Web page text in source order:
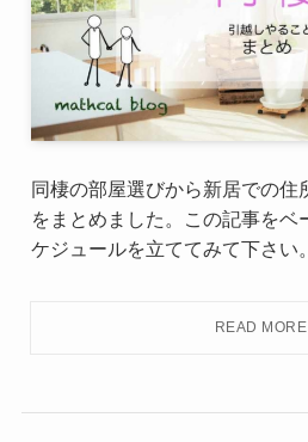
同棲の部屋選びから新居での住
をまとめました。この記事をベ
ケジュールを立ててみて下さい。